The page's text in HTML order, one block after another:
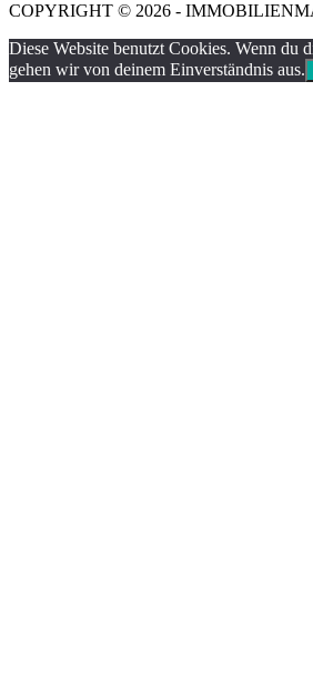
COPYRIGHT © 2026 -
Diese Website benutzt Cookies. Wenn du
gehen wir von deinem Einverständnis aus.